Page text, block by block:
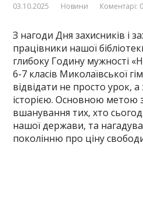
03.10.2025 Новини Коментарі: 0
З нагоди Дня захисників і
працівники нашої
глибоку Годину мужності
6-7 класів Миколаївської
відвідати не просто урок, а
історією. Основною метою
вшанування тих, хто
нашої держави, та
поколінню про ціну